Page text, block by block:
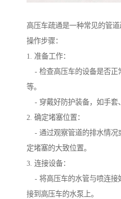
高压车疏通是一种常见的管
操作步骤：
1. 准备工作：
- 检查高压车的设备是否正
等。
- 穿戴好防护装备，如手套
2. 确定堵塞位置：
- 通过观察管道的排水情况
定堵塞的大致位置。
3. 连接设备：
- 将高压车的水管与喷连接
接到高压车的水泵上。